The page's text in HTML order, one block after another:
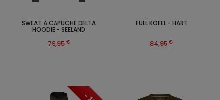
PULL KOFEL - HART
84,95 €
SWEAT À CAPUCHE DELTA
HOODIE - SEELAND
79,95 €